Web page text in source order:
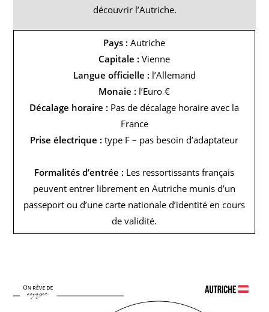
découvrir l’Autriche.
Pays : Autriche
Capitale : Vienne
Langue officielle : l’Allemand
Monaie : l’Euro €
Décalage horaire : Pas de décalage horaire avec la
France
Prise électrique : type F – pas besoin d’adaptateur
Formalités d’entrée : Les ressortissants français
peuvent entrer librement en Autriche munis d’un
passeport ou d’une carte nationale d’identité en cours
de validité.